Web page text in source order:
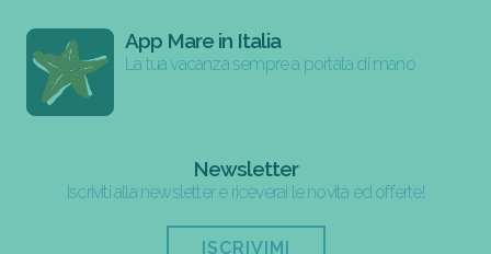
App Mare in Italia
La tua vacanza sempre a portata di mano
Newsletter
Iscriviti alla newsletter e riceverai le novità ed offerte!
ISCRIVIMI